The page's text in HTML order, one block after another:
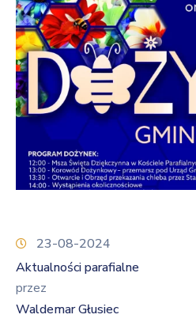
23-08-2024
Aktualności parafialne
przez
Waldemar Głusiec